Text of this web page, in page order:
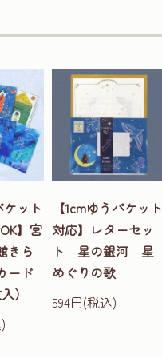
ケット
】宮
きら
ード
）
【1cmゆうパケット
対応】レターセッ
ト 星の銀河 星
めぐりの歌
594円(税込)